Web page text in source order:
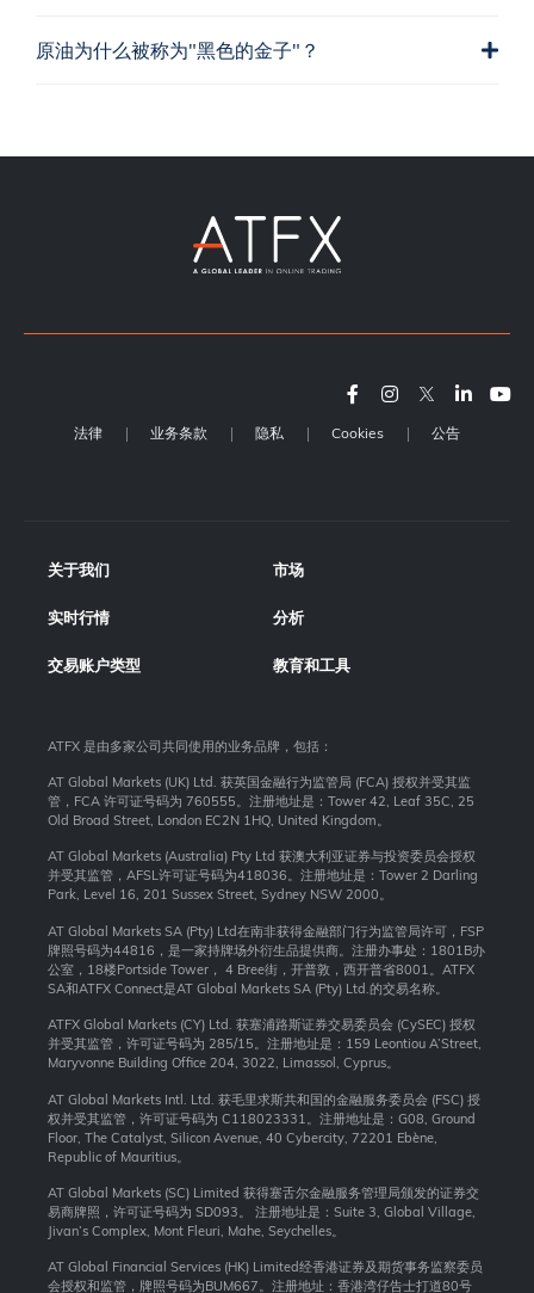
原油为什么被称为"黑色的金子"？
法律 业务条款 隐私 Cookies 公告
关于我们 市场
实时行情 分析
交易账户类型 教育和工具
ATFX 是由多家公司共同使用的业务品牌，包括：
AT Global Markets (UK) Ltd. 获英国金融行为监管局 (FCA) 授权并受其监
管，FCA 许可证号码为 760555。注册地址是：Tower 42, Leaf 35C, 25
Old Broad Street, London EC2N 1HQ, United Kingdom。
AT Global Markets (Australia) Pty Ltd 获澳大利亚证券与投资委员会授权
并受其监管，AFSL许可证号码为418036。注册地址是：Tower 2 Darling
Park, Level 16, 201 Sussex Street, Sydney NSW 2000。
AT Global Markets SA (Pty) Ltd在南非获得金融部门行为监管局许可，FSP
牌照号码为44816，是一家持牌场外衍生品提供商。注册办事处：1801B办
公室，18楼Portside Tower， 4 Bree街，开普敦，西开普省8001。ATFX
SA和ATFX Connect是AT Global Markets SA (Pty) Ltd.的交易名称。
ATFX Global Markets (CY) Ltd. 获塞浦路斯证券交易委员会 (CySEC) 授权
并受其监管，许可证号码为 285/15。注册地址是：159 Leontiou A’Street,
Maryvonne Building Office 204, 3022, Limassol, Cyprus。
AT Global Markets Intl. Ltd. 获毛里求斯共和国的金融服务委员会 (FSC) 授
权并受其监管，许可证号码为 C118023331。注册地址是：G08, Ground
Floor, The Catalyst, Silicon Avenue, 40 Cybercity, 72201 Ebène,
Republic of Mauritius。
AT Global Markets (SC) Limited 获得塞舌尔金融服务管理局颁发的证券交
易商牌照，许可证号码为 SD093。 注册地址是：Suite 3, Global Village,
Jivan’s Complex, Mont Fleuri, Mahe, Seychelles。
AT Global Financial Services (HK) Limited经香港证券及期货事务监察委员
会授权和监管，牌照号码为BUM667。注册地址：香港湾仔告士打道80号